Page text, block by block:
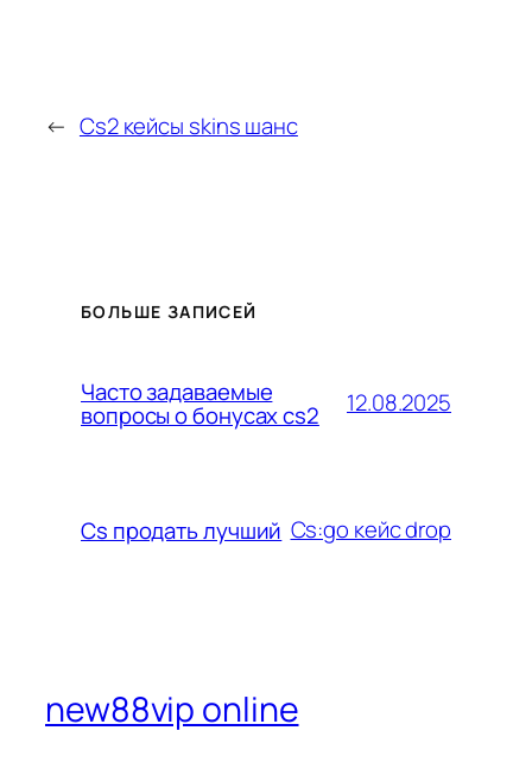
← Cs2 кейсы skins шанс
БОЛЬШЕ ЗАПИСЕЙ
Часто задаваемые
вопросы о бонусах cs2 12.08.2025
Cs продать лучший Cs:go кейс drop
new88vip online